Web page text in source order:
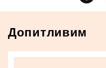
Допитливим